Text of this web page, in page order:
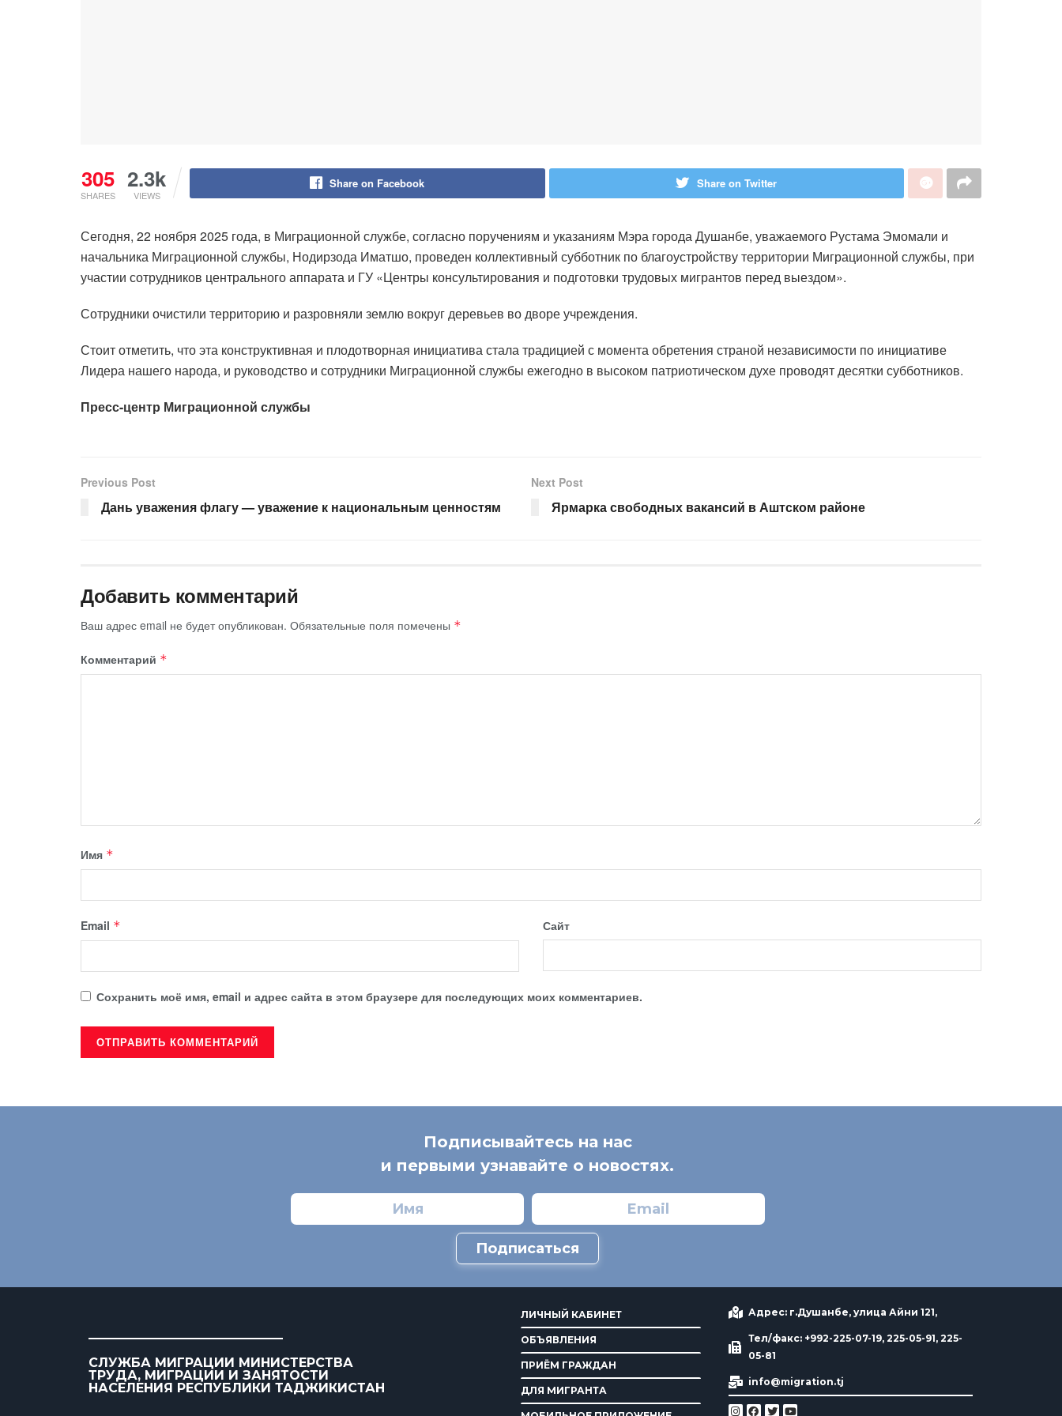
305
SHARES
2.3k
VIEWS
Share on Facebook Share on Twitter
Сегодня, 22 ноября 2025 года, в Миграционной службе, согласно поручениям и указаниям Мэра города Душанбе, уважаемого Рустама Эмомали и
начальника Миграционной службы, Нодирзода Иматшо, проведен коллективный субботник по благоустройству территории Миграционной службы, при
участии сотрудников центрального аппарата и ГУ «Центры консультирования и подготовки трудовых мигрантов перед выездом».
Сотрудники очистили территорию и разровняли землю вокруг деревьев во дворе учреждения.
Стоит отметить, что эта конструктивная и плодотворная инициатива стала традицией с момента обретения страной независимости по инициативе
Лидера нашего народа, и руководство и сотрудники Миграционной службы ежегодно в высоком патриотическом духе проводят десятки субботников.
Пресс-центр Миграционной службы
Previous Post
Дань уважения флагу — уважение к национальным ценностям
Next Post
Ярмарка свободных вакансий в Аштском районе
Добавить комментарий
Ваш адрес email не будет опубликован. Обязательные поля помечены *
Комментарий *
Имя *
Email * Сайт
Сохранить моё имя, email и адрес сайта в этом браузере для последующих моих комментариев.
Подписывайтесь на нас
и первыми узнавайте о новостях.
Подписаться
СЛУЖБА МИГРАЦИИ МИНИСТЕРСТВА
ТРУДА, МИГРАЦИИ И ЗАНЯТОСТИ
НАСЕЛЕНИЯ РЕСПУБЛИКИ ТАДЖИКИСТАН
ЛИЧНЫЙ КАБИНЕТ
ОБЪЯВЛЕНИЯ
ПРИЁМ ГРАЖДАН
ДЛЯ МИГРАНТА
Адрес: г.Душанбе, улица Айни 121,
Тел/факс: +992-225-07-19, 225-05-91, 225-
05-81
info@migration.tj